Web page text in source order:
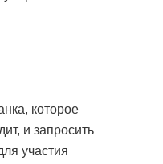
которое
и запросить
участия